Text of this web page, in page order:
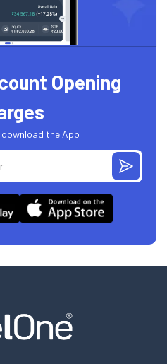
Opening
the App